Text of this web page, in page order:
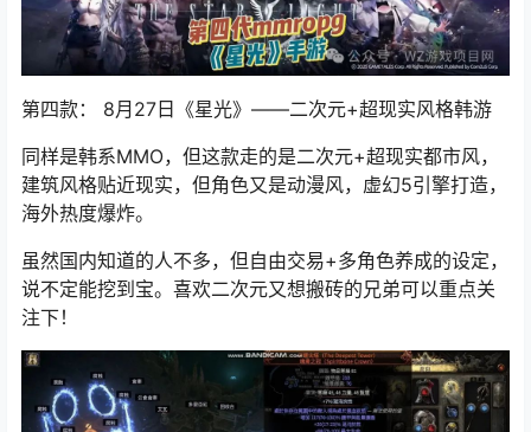
第四款： 8月27日 《星光》——二次元+超现实风格韩游
同样是韩系MMO，但这款走的是二次元+超现实都市风，
海外热度爆炸。
虽然国内知道的人不多，但自由交易+多角色养成的设定，
说不定能挖到宝。喜欢二次元又想搬砖的兄弟可以重点关
注下！